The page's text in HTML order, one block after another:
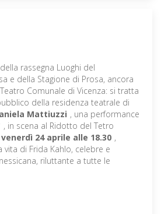
rassegna Luoghi del
e della Stagione di Prosa, ancora
Comunale di Vicenza: si tratta
della residenza teatrale di
Mattiuzzi , una performance
, in scena al Ridotto del Tetro
venerdì 24 aprile alle 18.30 ,
vita di Frida Kahlo, celebre e
riluttante a tutte le